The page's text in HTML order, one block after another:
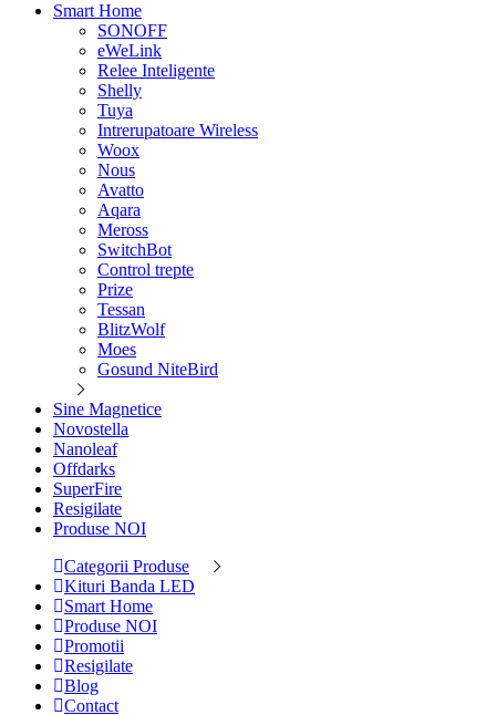
Smart Home
SONOFF
eWeLink
Relee Inteligente
Shelly
Tuya
Intrerupatoare Wireless
Woox
Nous
Avatto
Aqara
Meross
SwitchBot
Control trepte
Prize
Tessan
BlitzWolf
Moes
Gosund NiteBird
Sine Magnetice
Novostella
Nanoleaf
Offdarks
SuperFire
Resigilate
Produse NOI
Categorii Produse
Kituri Banda LED
Smart Home
Produse NOI
Promotii
Resigilate
Blog
Contact